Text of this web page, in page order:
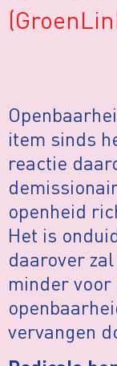
item sinds
reactie
openheid
Het is
daarover
minder voor
vervangen